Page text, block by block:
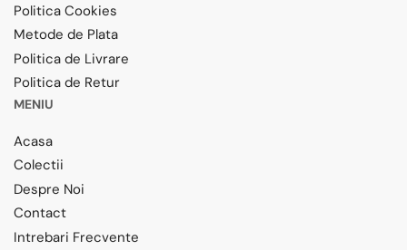
Politica Cookies
Metode de Plata
Politica de Livrare
Politica de Retur
MENIU
Acasa
Colectii
Despre Noi
Contact
Intrebari Frecvente